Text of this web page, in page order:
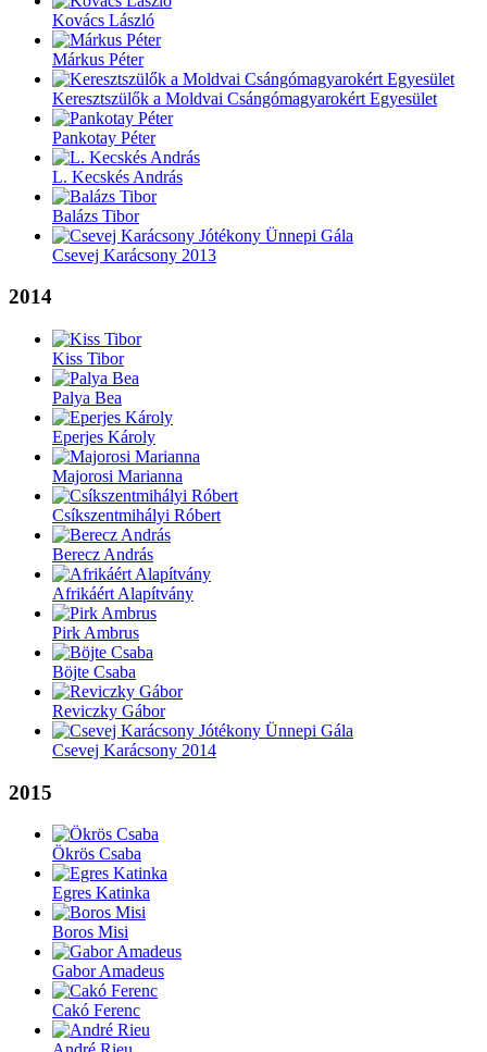
Kovács László
Márkus Péter
Keresztszülők a Moldvai Csángómagyarokért Egyesület
Pankotay Péter
L. Kecskés András
Balázs Tibor
Csevej Karácsony 2013
2014
Kiss Tibor
Palya Bea
Eperjes Károly
Majorosi Marianna
Csíkszentmihályi Róbert
Berecz András
Afrikáért Alapítvány
Pirk Ambrus
Böjte Csaba
Reviczky Gábor
Csevej Karácsony 2014
2015
Ökrös Csaba
Egres Katinka
Boros Misi
Gabor Amadeus
Cakó Ferenc